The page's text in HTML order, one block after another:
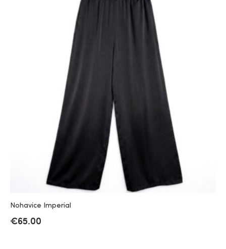
Nohavice Imperial
€65.00